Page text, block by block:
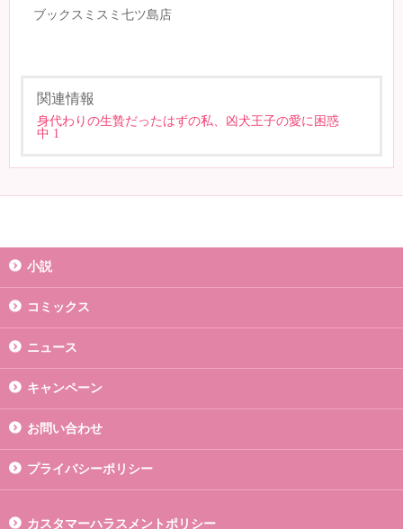
ブックスミスミ七ツ島店
関連情報
身代わりの生贄だったはずの私、凶犬王子の愛に困惑
中 1
小説
コミックス
ニュース
キャンペーン
お問い合わせ
プライバシーポリシー
カスタマーハラスメントポリシー